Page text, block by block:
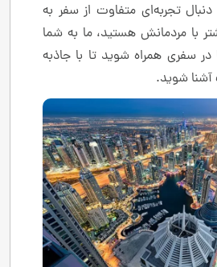
تجربه‌ای متفاوت از سفر به
با مردمانش هستید، ما به شما
در سفری همراه شوید تا با جاذبه
آشنا شوید.